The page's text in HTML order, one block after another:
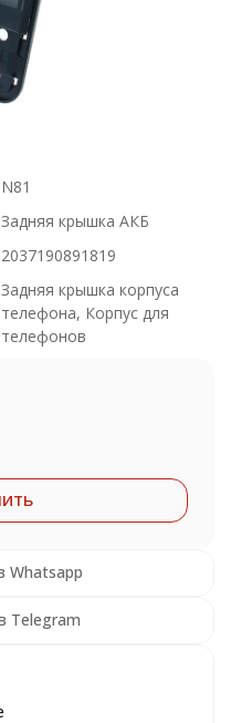
N81
Задняя крышка АКБ
2037190891819
Задняя крышка корпуса
телефона, Корпус для
телефонов
Whatsapp
Telegram